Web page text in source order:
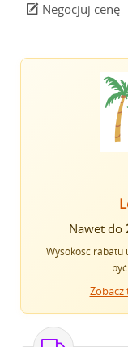
Negocjuj cenę
Nawet do
Wysokość rabatu
Zobacz